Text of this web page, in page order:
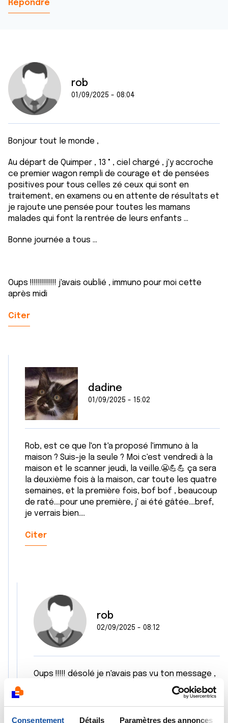
Consentement Détails Paramètres des annonces
Répondre
rob
01/09/2025 - 08:04
Bonjour tout le monde ,
Au départ de Quimper , 13 ° , ciel chargé , j'y accroche
ce premier wagon rempli de courage et de pensées
positives pour tous celles zé ceux qui sont en
traitement, en examens ou en attente de résultats et
je rajoute une pensée pour toutes les mamans
malades qui font la rentrée de leurs enfants ...
Bonne journée a tous ...
Oups !!!!!!!!!!!!! j'avais oublié , immuno pour moi cette
après midi
Citer
dadine
01/09/2025 - 15:02
Rob, est ce que l'on t'a proposé l'immuno à la
maison ? Suis-je la seule ? Moi c'est vendredi à la
maison et le scanner jeudi, la veille.😬💪💪 ça sera
la deuxième fois à la maison, car toute les quatre
semaines, et la première fois, bof bof , beaucoup
de raté....pour une première, j' ai été gâtée....bref,
je verrais bien....
Citer
rob
02/09/2025 - 08:12
Oups !!!!! désolé je n'avais pas vu ton message ,
alors non on ne ma jamais proposé l'immuno a la
maison et pour te donner une idée c'est a peu
près deux heures de présence sur place pour
trente minutes de traitement ( keytruda ) ,